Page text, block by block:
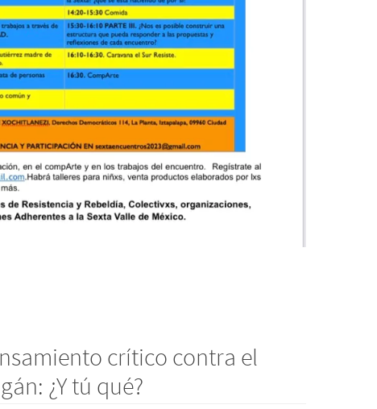
crítico contra el
¿Y tú qué?